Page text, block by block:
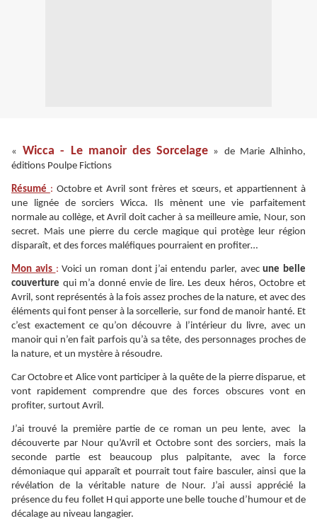
« Wicca - Le manoir des Sorcelage » de Marie Alhinho,
éditions Poulpe Fictions
Résumé : Octobre et Avril sont frères et sœurs, et appartiennent à
une lignée de sorciers Wicca. Ils mènent une vie parfaitement
normale au collège, et Avril doit cacher à sa meilleure amie, Nour, son
secret. Mais une pierre du cercle magique qui protège leur région
disparaît, et des forces maléfiques pourraient en profiter…
Mon avis :Voici un roman dont j’ai entendu parler, avecune belle
couverture qui m’a donné envie de lire. Les deux héros, Octobre et
Avril, sont représentés à la fois assez proches de la nature, et avec des
éléments qui font penser à la sorcellerie, sur fond de manoir hanté. Et
c’est exactement ce qu’on découvre à l’intérieur du livre, avec un
manoir qui n’en fait parfois qu’à sa tête, des personnages proches de
la nature, et un mystère à résoudre.
Car Octobre et Alice vont participer à la quête de la pierre disparue, et
vont rapidement comprendre que des forces obscures vont en
profiter, surtout Avril.
J’ai trouvé la première partie de ce roman un peu lente, avec la
découverte par Nour qu’Avril et Octobre sont des sorciers, mais la
seconde partie est beaucoup plus palpitante, avec la force
démoniaque qui apparaît et pourrait tout faire basculer, ainsi que la
révélation de la véritable nature de Nour. J’ai aussi apprécié la
présence du feu follet H qui apporte une belle touche d’humour et de
décalage au niveau langagier.